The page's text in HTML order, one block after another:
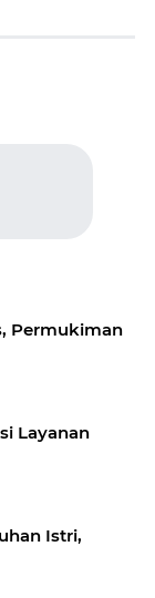
Permukiman
Layanan
Istri,